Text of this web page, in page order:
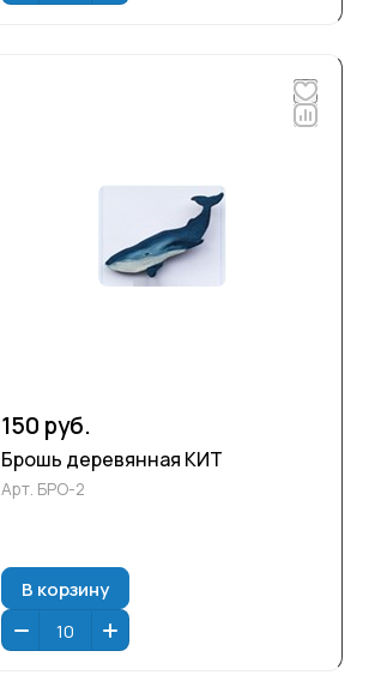
150 руб.
Брошь деревянная КИТ
Арт. БРО-2
В корзину